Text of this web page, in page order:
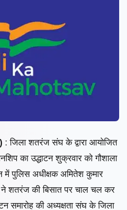
: जिला शतरंज संघ के द्वारा आयोजित
का उद्धाटन शुक्रवार को गौशाला
में पुलिस अधीक्षक अमितेश कुमार
ने शतरंज की बिसात पर चाल चल कर
समारोह की अध्यक्षता संघ के जिला